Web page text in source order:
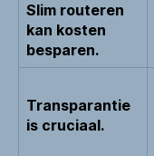
Slim routeren
kan kosten
besparen.
Transparantie
is cruciaal.